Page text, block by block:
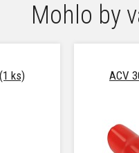
Mohlo by
ks) ACV